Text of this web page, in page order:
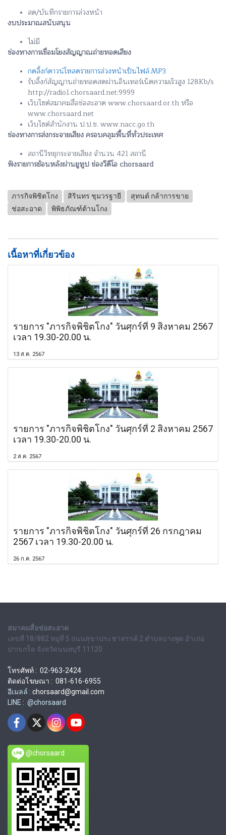
สด/บันทึกรายการล่วงหน้า
งบประมาณสนับสนุน
ไม่มี
ช่องทางการเชื่อมโยงสัญญาณถ่ายทอดเสียง
กดลิ้งก์ดาวน์โหลดรายการล่วงหน้าเป็นไฟล์.MP3
รับลิ้งก์สัญญานถ่ายทอดสดผ่านอินเทอร์เน็ตความเร็วสูง 128Kb/s
http://radio1.chorsaard.net:9999
เว็บไซต์สมาคมสื่อช่อสะอาด www.chorsaard.or.th หรือ
www.chorsaard.net
เว็บไซต์สำนักงาน ป.ป.ช. www.nacc.go.th
ช่องทางการส่งกระจายเสียง ครอบคลุมพื้นที่ทั่วประเทศ
สถานีวิทยุกระจายเสียง จำนวน 421 สถานี
ฟังรายการย้อนหลังผ่านยูทูป ช่องวีดีโอ chorsaard
ภารกิจพิชิตโกง สิรินทร ชุมวรฐายี
สุทนต์ กล้าการขาย
ช่อสะอาด
พิพิธภัณฑ์ต้านโกง
เนื้อหาที่เกี่ยวข้อง
รายการ "ภารกิจพิชิตโกง" วันศุกร์ที่ 9 สิงหาคม 2567
เวลา 19.30-20.00 น.
13 ส.ค. 2567
รายการ "ภารกิจพิชิตโกง" วันศุกร์ที่ 2 สิงหาคม 2567
เวลา 19.30-20.00 น.
2 ส.ค. 2567
รายการ "ภารกิจพิชิตโกง" วันศุกร์ที่ 26 กรกฎาคม
2567 เวลา 19.30-20.00 น.
26 ก.ค. 2567
สมาคมสื่อช่อสะอาด
เลขที่ 18/882 หมู่ที่ 5 ถนนสุขาประชาสรรค์ 2 ตำบลบางพูด อำเภอ
ปากเกร็ด จังหวัดนนทบุรี 11120
โทรศัพท์ : 02-963-2424
ติดต่อโฆษณา : 081-616-6955
อีเมลล์ : chorsaard@gmail.com
LINE : @chorsaard
@chorsaard